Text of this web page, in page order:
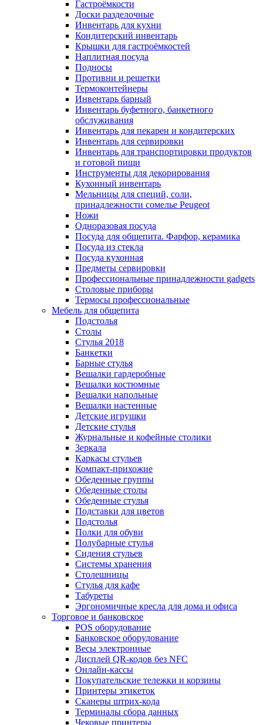
Гастроёмкости
Доски разделочные
Инвентарь для кухни
Кондитерский инвентарь
Крышки для гастроёмкостей
Наплитная посуда
Подносы
Противни и решетки
Термоконтейнеры
Инвентарь барный
Инвентарь буфетного, банкетного
обслуживания
Инвентарь для пекарен и кондитерских
Инвентарь для сервировки
Инвентарь для транспортировки продуктов
и готовой пищи
Инструменты для декорирования
Кухонный инвентарь
Мельницы для специй, соли,
принадлежности сомелье Peugeot
Ножи
Одноразовая посуда
Посуда для общепита. Фарфор, керамика
Посуда из стекла
Посуда кухонная
Предметы сервировки
Профессиональные принадлежности gadgets
Столовые приборы
Термосы профессиональные
Мебель для общепита
Подстолья
Столы
Стулья 2018
Банкетки
Барные стулья
Вешалки гардеробные
Вешалки костюмные
Вешалки напольные
Вешалки настенные
Детские игрушки
Детские стулья
Журнальные и кофейные столики
Зеркала
Каркасы стульев
Компакт-прихожие
Обеденные группы
Обеденные столы
Обеденные стулья
Подставки для цветов
Подстолья
Полки для обуви
Полубарные стулья
Сидения стульев
Системы хранения
Столешницы
Стулья для кафе
Табуреты
Эргономичные кресла для дома и офиса
Торговое и банковское
POS оборудование
Банковское оборудование
Весы электронные
Дисплей QR-кодов без NFC
Онлайн-кассы
Покупательские тележки и корзины
Принтеры этикеток
Сканеры штрих-кода
Терминалы сбора данных
Чековые принтеры